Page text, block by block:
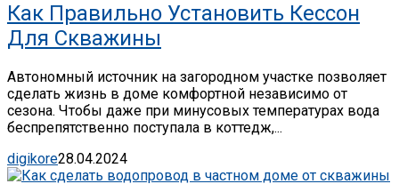
Как Правильно Установить Кессон
Для Скважины
Автономный источник на загородном участке позволяет
сделать жизнь в доме комфортной независимо от
сезона. Чтобы даже при минусовых температурах вода
беспрепятственно поступала в коттедж,...
digikore28.04.2024